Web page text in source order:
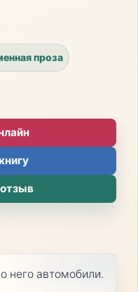
проза
автомобили.